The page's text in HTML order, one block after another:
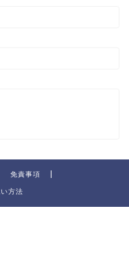
免責事項
方法